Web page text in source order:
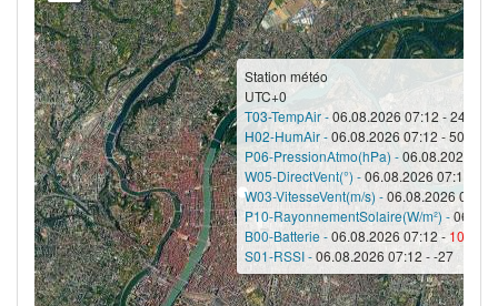
Station météo
UTC+0
T03-TempAir -06.08.2026 07:12 - 24.3
H02-HumAir -06.08.2026 07:12 - 50
P06-PressionAtmo(hPa) -06.08.2026
W05-DirectVent(°) -06.08.2026 07:12 - 35
W03-VitesseVent(m/s) -06.08.2026 07:12
P10-RayonnementSolaire(W/m²) -
B00-Batterie -06.08.2026 07:12 - 100
S01-RSSI -06.08.2026 07:12 - -27